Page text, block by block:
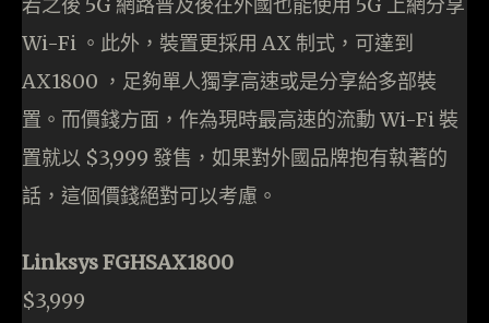
若之後 5G 網路普及後在外國也能使用 5G 上網分享
Wi-Fi 。此外，裝置更採用 AX 制式，可達到
AX1800 ，足夠單人獨享高速或是分享給多部裝
置。而價錢方面，作為現時最高速的流動 Wi-Fi 裝
置就以 $3,999 發售，如果對外國品牌抱有執著的
話，這個價錢絕對可以考慮。
Linksys FGHSAX1800
$3,999